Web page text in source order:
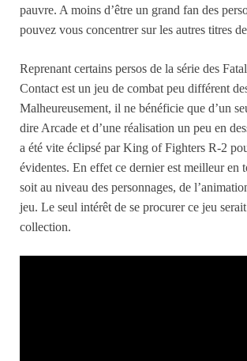
pauvre. A moins d’être un grand fan des
pouvez vous concentrer sur les autres titres
Reprenant certains persos de la série des
Contact est un jeu de combat peu différent
Malheureusement, il ne bénéficie que d’un
dire Arcade et d’une réalisation un peu en
a été vite éclipsé par King of Fighters R-2
évidentes. En effet ce dernier est meilleur en
soit au niveau des personnages, de
jeu. Le seul intérêt de se procurer ce jeu
collection.